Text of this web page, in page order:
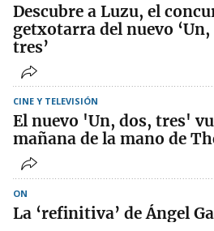
Descubre a Luzu, el
getxotarra del nuevo ‘Un,
tres’
CINE Y TELEVISIÓN
El nuevo 'Un, dos, tres'
mañana de la mano de
ON
La ‘refinitiva’ de Ángel